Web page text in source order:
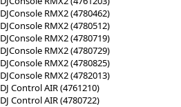
DJConsole RMX2 (4780462)
DJConsole RMX2 (4780512)
DJConsole RMX2 (4780719)
DJConsole RMX2 (4780729)
DJConsole RMX2 (4780825)
DJConsole RMX2 (4782013)
DJ Control AIR (4761210)
DJ Control AIR (4780722)